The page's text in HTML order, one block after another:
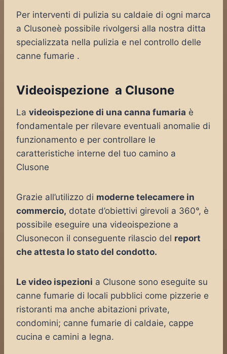
Per interventi di pulizia su caldaie di ogni marca
a Clusoneè possibile rivolgersi alla nostra ditta
specializzata nella pulizia e nel controllo delle
canne fumarie .
Videoispezione a Clusone
La videoispezione di una canna fumaria è
fondamentale per rilevare eventuali anomalie di
funzionamento e per controllare le
caratteristiche interne del tuo camino a
Clusone
Grazie all’utilizzo di moderne telecamere in
commercio, dotate d’obiettivi girevoli a 360°, è
possibile eseguire una videoispezione a
Clusonecon il conseguente rilascio del report
che attesta lo stato del condotto.
Le video ispezioni a Clusone sono eseguite su
canne fumarie di locali pubblici come pizzerie e
ristoranti ma anche abitazioni private,
condomini; canne fumarie di caldaie, cappe
cucina e camini a legna.